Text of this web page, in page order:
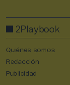
2Playbook
Quiénes somos
Redacción
Publicidad